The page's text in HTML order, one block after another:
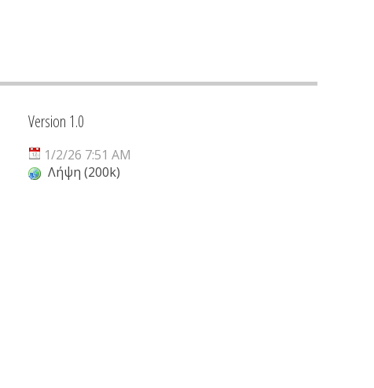
Version 1.0
1/2/26 7:51 AM
Λήψη (200k)